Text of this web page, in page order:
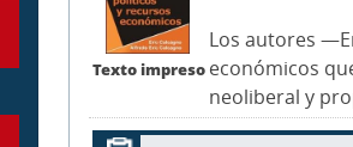
Texto impreso
Los autores
económicos
neoliberal y